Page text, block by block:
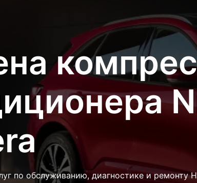
по обслуживанию, диагностике и ремонту